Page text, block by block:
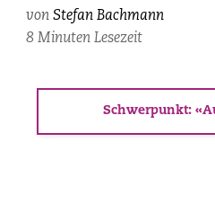
vonStefan Bachmann
8 Minuten Lesezeit
Schwerpunkt: